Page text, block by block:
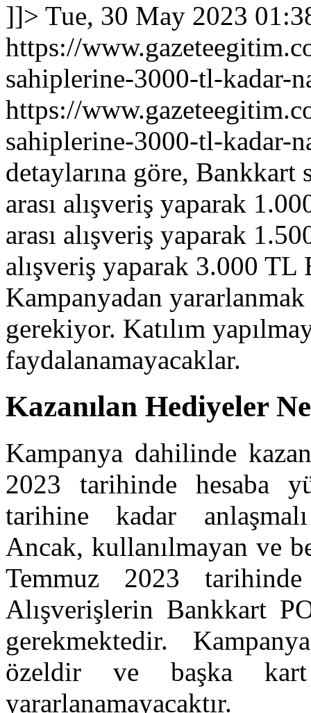
]]> Tue, 30 May 2023
https://
sahiplerine-3000-tl-kadar-
https://
sahiplerine-3000-tl-kadar-
detaylarına göre,
arası alışveriş yaparak
arası alışveriş yaparak
alışveriş yaparak 3.000
Kampanyadan
gerekiyor. Katılım
faydalanamayacaklar.
Kazanılan Hediyeler
Kampanya dahilinde
2023 tarihinde hesaba
tarihine kadar
Ancak, kullanılmayan ve
Temmuz 2023 tarihinde
Alışverişlerin Bankkart
gerekmektedir.
özeldir ve başka kart
yararlanamayacaktır.